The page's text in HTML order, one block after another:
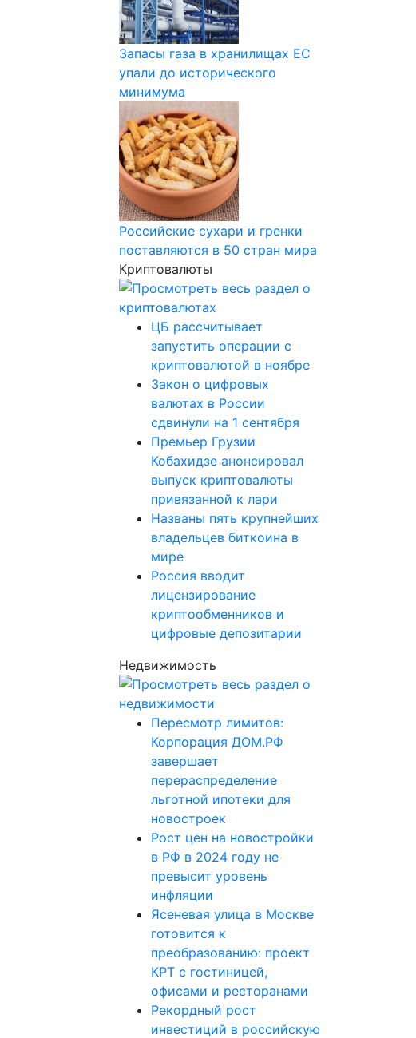
Запасы газа в хранилищах ЕС
упали до исторического
минимума
Российские сухари и гренки
поставляются в 50 стран мира
Криптовалюты
ЦБ рассчитывает
запустить операции с
криптовалютой в ноябре
Закон о цифровых
валютах в России
сдвинули на 1 сентября
Премьер Грузии
Кобахидзе анонсировал
выпуск криптовалюты
привязанной к лари
Названы пять крупнейших
владельцев биткоина в
мире
Россия вводит
лицензирование
криптообменников и
цифровые депозитарии
Недвижимость
Пересмотр лимитов:
Корпорация ДОМ.РФ
завершает
перераспределение
льготной ипотеки для
новостроек
Рост цен на новостройки
в РФ в 2024 году не
превысит уровень
инфляции
Ясеневая улица в Москве
готовится к
преобразованию: проект
КРТ с гостиницей,
офисами и ресторанами
Рекордный рост
инвестиций в российскую